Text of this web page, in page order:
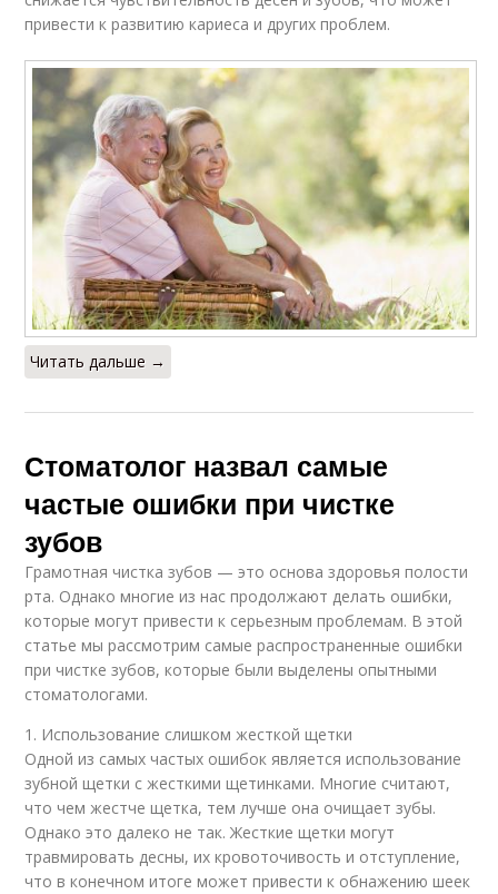
привести к развитию кариеса и других проблем.
Читать дальше →
Стоматолог назвал самые
частые ошибки при чистке
зубов
Грамотная чистка зубов — это основа здоровья полости
рта. Однако многие из нас продолжают делать ошибки,
которые могут привести к серьезным проблемам. В этой
статье мы рассмотрим самые распространенные ошибки
при чистке зубов, которые были выделены опытными
стоматологами.
1. Использование слишком жесткой щетки
Одной из самых частых ошибок является использование
зубной щетки с жесткими щетинками. Многие считают,
что чем жестче щетка, тем лучше она очищает зубы.
Однако это далеко не так. Жесткие щетки могут
травмировать десны, их кровоточивость и отступление,
что в конечном итоге может привести к обнажению шеек